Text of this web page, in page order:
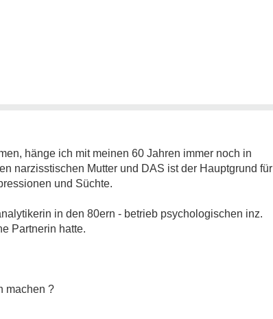
hänge ich mit meinen 60 Jahren immer noch in
narzisstischen Mutter und DAS ist der Hauptgrund für
und Süchte.
in den 80ern - betrieb psychologischen inz.
Partnerin hatte.
machen ?